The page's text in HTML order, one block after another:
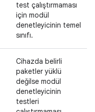
test çalıştırmaması
için modül
denetleyicinin temel
sınıfı.
Cihazda belirli
paketler yüklü
değilse modül
denetleyicinin
testleri